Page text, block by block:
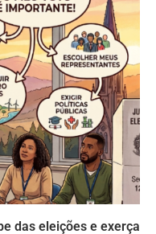
das eleições e exerça